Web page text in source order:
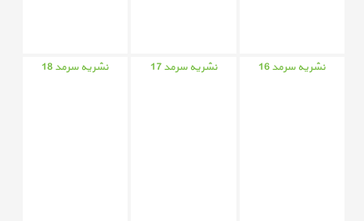
نشریه سرمد 16 نشریه سرمد 17 نشریه سرمد 18